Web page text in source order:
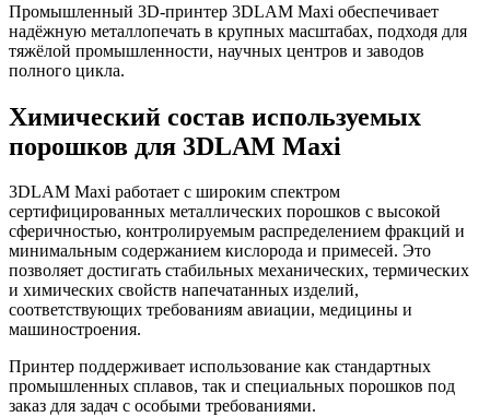
Промышленный 3D-принтер 3DLAM Maxi обеспечивает
надёжную металлопечать в крупных масштабах, подходя для
тяжёлой промышленности, научных центров и заводов
полного цикла.
Химический состав используемых
порошков для 3DLAM Maxi
3DLAM Maxi работает с широким спектром
сертифицированных металлических порошков с высокой
сферичностью, контролируемым распределением фракций и
минимальным содержанием кислорода и примесей. Это
позволяет достигать стабильных механических, термических
и химических свойств напечатанных изделий,
соответствующих требованиям авиации, медицины и
машиностроения.
Принтер поддерживает использование как стандартных
промышленных сплавов, так и специальных порошков под
заказ для задач с особыми требованиями.